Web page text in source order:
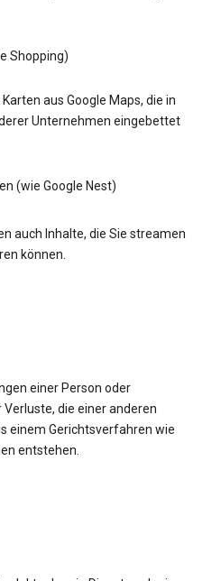
Shopping)
aus Google Maps, die in
Unternehmen eingebettet
(wie Google Nest)
auch Inhalte, die Sie streamen
können.
einer Person oder
die einer anderen
einem Gerichtsverfahren wie
entstehen.